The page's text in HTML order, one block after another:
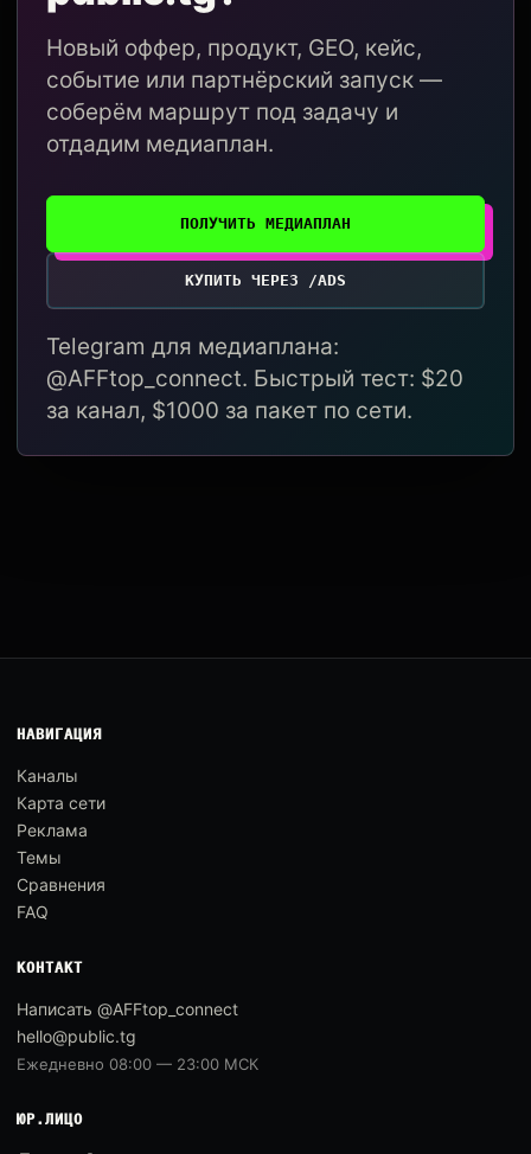
Новый оффер, продукт, GEO, кейс,
событие или партнёрский запуск —
соберём маршрут под задачу и
отдадим медиаплан.
ПОЛУЧИТЬ МЕДИАПЛАН
КУПИТЬ ЧЕРЕЗ /ADS
Telegram для медиаплана:
@AFFtop_connect. Быстрый тест: $20
за канал, $1000 за пакет по сети.
НАВИГАЦИЯ
Каналы
Карта сети
Реклама
Темы
Сравнения
FAQ
КОНТАКТ
Написать @AFFtop_connect
hello@public.tg
Ежедневно 08:00 — 23:00 МСК
ЮР.ЛИЦО